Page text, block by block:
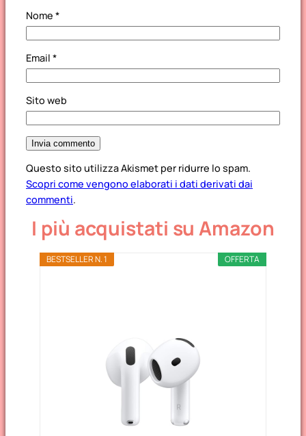
Nome *
Email *
Sito web
Questo sito utilizza Akismet per ridurre lo spam.
Scopri come vengono elaborati i dati derivati dai
commenti.
I più acquistati su Amazon
OFFERTA
BESTSELLER N. 1